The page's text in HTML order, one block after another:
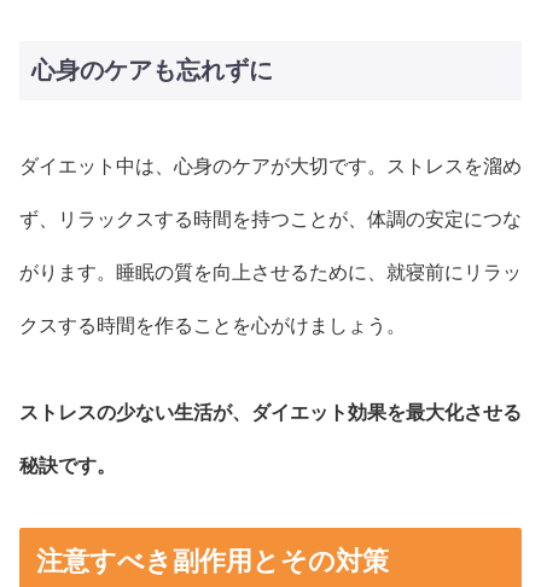
心身のケアも忘れずに
ダイエット中は、心身のケアが大切です。ストレスを溜め
ず、リラックスする時間を持つことが、体調の安定につな
がります。睡眠の質を向上させるために、就寝前にリラッ
クスする時間を作ることを心がけましょう。
ストレスの少ない生活が、ダイエット効果を最大化させる
秘訣です。
注意すべき副作用とその対策